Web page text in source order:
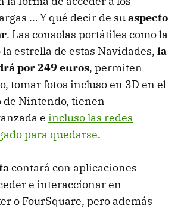
… Y qué decir de suaspecto
. Las consolas portátiles como la
estrella de estas Navidades, la
por 249 euros, permiten
tomar fotos incluso en 3D en el
de Nintendo, tienen
e incluso las redes
para quedarse.
contará con aplicaciones
e interaccionar en
o FourSquare, pero además